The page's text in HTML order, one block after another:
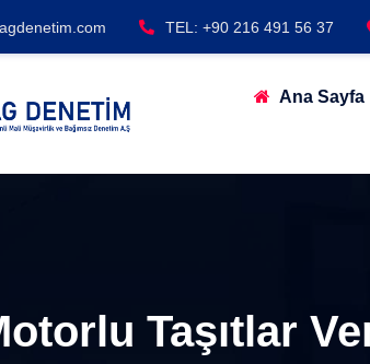
TEL: +90 216 491 56 37
Ana Sayfa
Taşıtlar